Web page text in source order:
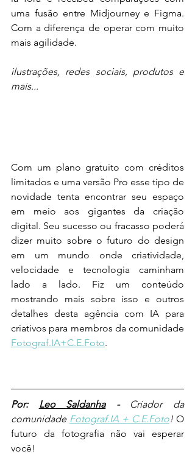
uma fusão entre Midjourney e Figma.
Com a diferença de operar com muito
mais agilidade.
ilustrações, redes sociais, produtos e
mais...
Com um plano gratuito com créditos
limitados e uma versão Pro esse tipo de
novidade tenta encontrar seu espaço
em meio aos gigantes da criação
digital. Seu sucesso ou fracasso poderá
dizer muito sobre o futuro do design
em um mundo onde criatividade,
velocidade e tecnologia caminham
lado a lado. Fiz um conteúdo
mostrando mais sobre isso e outros
detalhes desta agência com IA para
Fotograf.IA+C.E.Foto.
Por: Leo Saldanha - Criador da
comunidade Fotograf.IA + C.E.Foto! O
futuro da fotografia não vai esperar
você!